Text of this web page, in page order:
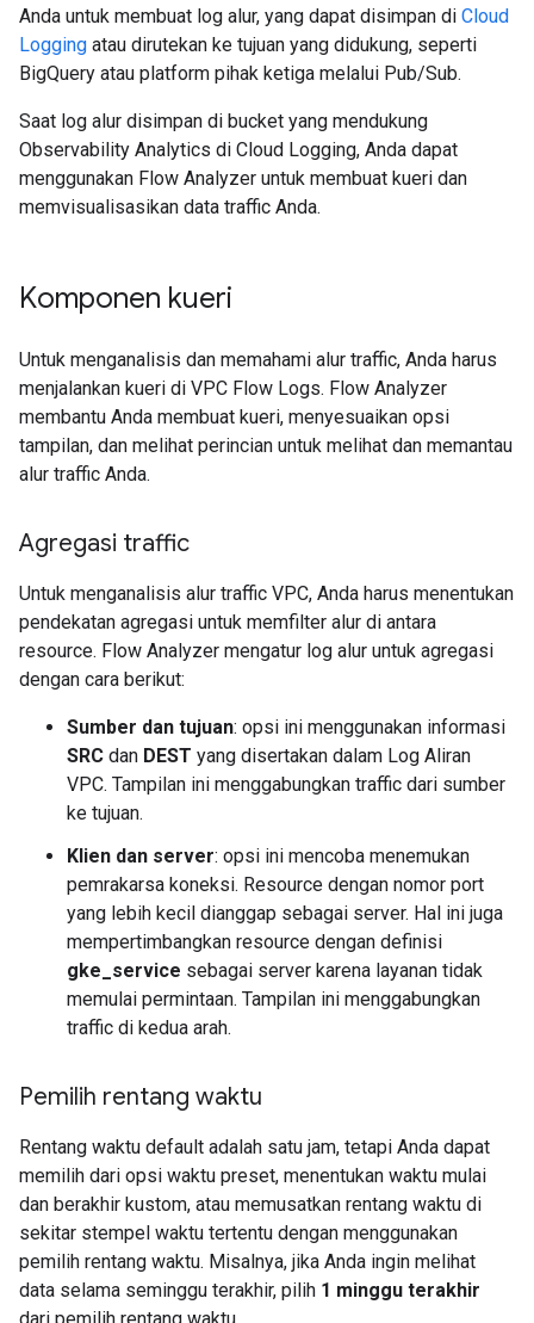
Anda untuk membuat log alur, yang dapat disimpan di Cloud
Logging atau dirutekan ke tujuan yang didukung, seperti
BigQuery atau platform pihak ketiga melalui Pub/Sub.
Saat log alur disimpan di bucket yang mendukung
Observability Analytics di Cloud Logging, Anda dapat
menggunakan Flow Analyzer untuk membuat kueri dan
memvisualisasikan data traffic Anda.
Komponen kueri
Untuk menganalisis dan memahami alur traffic, Anda harus
menjalankan kueri di VPC Flow Logs. Flow Analyzer
membantu Anda membuat kueri, menyesuaikan opsi
tampilan, dan melihat perincian untuk melihat dan memantau
alur traffic Anda.
Agregasi traffic
Untuk menganalisis alur traffic VPC, Anda harus menentukan
pendekatan agregasi untuk memfilter alur di antara
resource. Flow Analyzer mengatur log alur untuk agregasi
dengan cara berikut:
Sumber dan tujuan: opsi ini menggunakan informasi
SRC dan DEST yang disertakan dalam Log Aliran
VPC. Tampilan ini menggabungkan traffic dari sumber
ke tujuan.
Klien dan server: opsi ini mencoba menemukan
pemrakarsa koneksi. Resource dengan nomor port
yang lebih kecil dianggap sebagai server. Hal ini juga
mempertimbangkan resource dengan definisi
gke_service sebagai server karena layanan tidak
memulai permintaan. Tampilan ini menggabungkan
traffic di kedua arah.
Pemilih rentang waktu
Rentang waktu default adalah satu jam, tetapi Anda dapat
memilih dari opsi waktu preset, menentukan waktu mulai
dan berakhir kustom, atau memusatkan rentang waktu di
sekitar stempel waktu tertentu dengan menggunakan
pemilih rentang waktu. Misalnya, jika Anda ingin melihat
data selama seminggu terakhir, pilih 1 minggu terakhir